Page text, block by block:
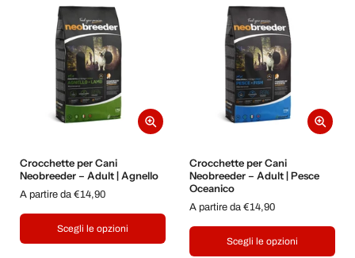
Crocchette per Cani
Neobreeder – Adult | Agnello
A partire da €14,90
Scegli le opzioni
Crocchette per Cani
Neobreeder – Adult | Pesce
Oceanico
A partire da €14,90
Scegli le opzioni